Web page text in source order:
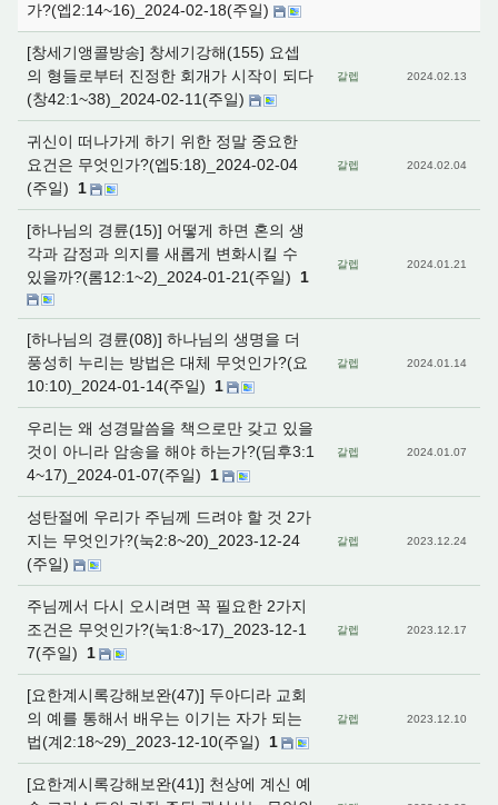
가?(엡2:14~16)_2024-02-18(주일)
[창세기앵콜방송] 창세기강해(155) 요셉
의 형들로부터 진정한 회개가 시작이 되다
(창42:1~38)_2024-02-11(주일)
갈렙 2024.02.13
귀신이 떠나가게 하기 위한 정말 중요한
요건은 무엇인가?(엡5:18)_2024-02-04
(주일)
1
갈렙 2024.02.04
[하나님의 경륜(15)] 어떻게 하면 혼의 생
각과 감정과 의지를 새롭게 변화시킬 수
있을까?(롬12:1~2)_2024-01-21(주일)
1
갈렙 2024.01.21
[하나님의 경륜(08)] 하나님의 생명을 더
풍성히 누리는 방법은 대체 무엇인가?(요
10:10)_2024-01-14(주일)
1
갈렙 2024.01.14
우리는 왜 성경말씀을 책으로만 갖고 있을
것이 아니라 암송을 해야 하는가?(딤후3:1
4~17)_2024-01-07(주일)
1
갈렙 2024.01.07
성탄절에 우리가 주님께 드려야 할 것 2가
지는 무엇인가?(눅2:8~20)_2023-12-24
(주일)
갈렙 2023.12.24
주님께서 다시 오시려면 꼭 필요한 2가지
조건은 무엇인가?(눅1:8~17)_2023-12-1
7(주일)
1
갈렙 2023.12.17
[요한계시록강해보완(47)] 두아디라 교회
의 예를 통해서 배우는 이기는 자가 되는
법(계2:18~29)_2023-12-10(주일)
1
갈렙 2023.12.10
[요한계시록강해보완(41)] 천상에 계신 예